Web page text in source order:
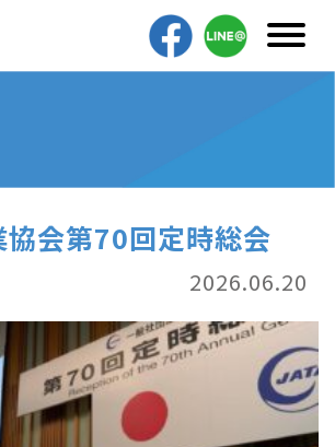
協会第70回定時総会
2026.06.20